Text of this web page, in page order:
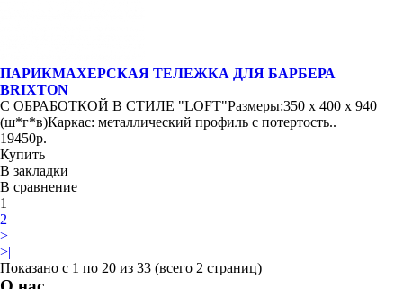
ПАРИКМАХЕРСКАЯ ТЕЛЕЖКА ДЛЯ БАРБЕРА
BRIXTON
С ОБРАБОТКОЙ В СТИЛЕ "LOFT"Размеры:350 x 400 x 940
(ш*г*в)Каркас: металлический профиль с потертость..
19450р.
Купить
В закладки
В сравнение
1
2
>
>|
Показано с 1 по 20 из 33 (всего 2 страниц)